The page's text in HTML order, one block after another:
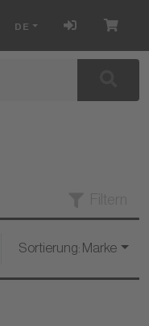
DE
Sortierung: Marke